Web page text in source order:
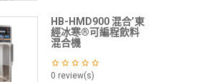
HB-HMD900 混合’東
經冰寒®可編程飲料
混合機
0 review(s)